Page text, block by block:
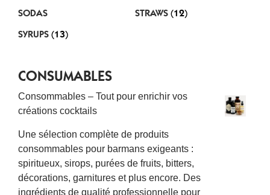
SODAS
STRAWS (12)
SYRUPS (13)
CONSUMABLES
Consommables – Tout pour enrichir vos
créations cocktails
Une sélection complète de produits
consommables pour barmans exigeants :
spiritueux, sirops, purées de fruits, bitters,
décorations, garnitures et plus encore. Des
ingrédients de qualité professionnelle pour